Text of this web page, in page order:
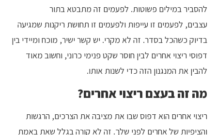
להסביר במילים פשוטות. לפעמים זה מתבטא בתור
עצבים, לפעמים זו עייפות ולפעמים זו תחושת ריקנות שמגיעה
בדיוק כשהכל בסדר. זה לא מקרי. יש קשר ישיר, מוכח ומיידי בין
דפוסי ריצוי אחרים לבין חוסר שקט פנימי כרוני, וחשוב מאוד
להבין את המנגנון הזה כדי לשנות אותו.
מה זה בעצם ריצוי אחרים?
ריצוי אחרים הוא דפוס שבו את מציבה את הצרכים, הרגשות
והציפיות של אחרים לפני שלך. זה לא קורה בגלל שאת באמת